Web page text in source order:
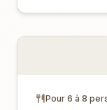
Pour 6 à 8